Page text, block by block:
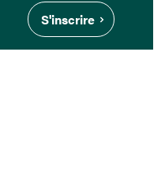
S'inscrire